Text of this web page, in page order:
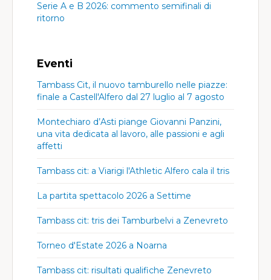
Serie A e B 2026: commento semifinali di
ritorno
Eventi
Tambass Cit, il nuovo tamburello nelle piazze:
finale a Castell'Alfero dal 27 luglio al 7 agosto
Montechiaro d’Asti piange Giovanni Panzini,
una vita dedicata al lavoro, alle passioni e agli
affetti
Tambass cit: a Viarigi l'Athletic Alfero cala il tris
La partita spettacolo 2026 a Settime
Tambass cit: tris dei Tamburbelvi a Zenevreto
Torneo d'Estate 2026 a Noarna
Tambass cit: risultati qualifiche Zenevreto